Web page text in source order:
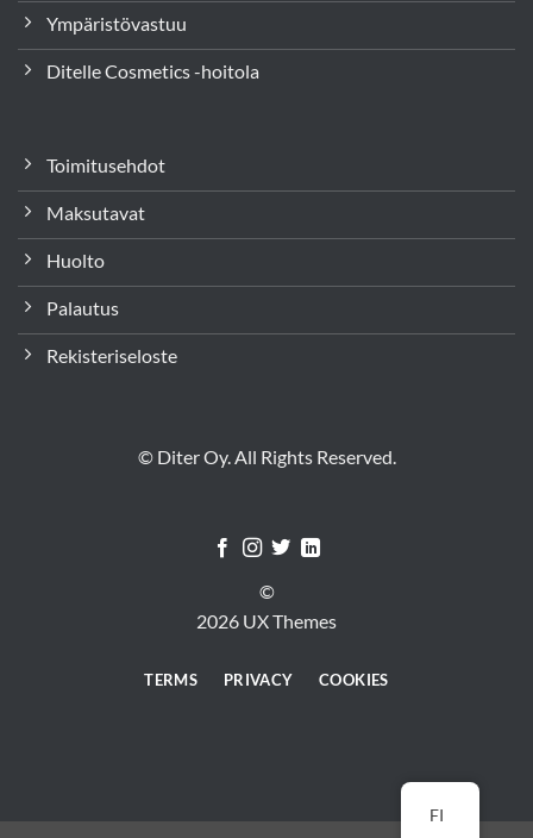
Ympäristövastuu
Ditelle Cosmetics -hoitola
Toimitusehdot
Maksutavat
Huolto
Palautus
Rekisteriseloste
© Diter Oy. All Rights Reserved.
©
2026 UX Themes
TERMS PRIVACY COOKIES
FI